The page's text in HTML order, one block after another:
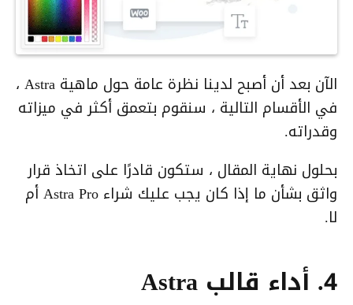
الآن بعد أن أصبح لدينا نظرة عامة حول ماهية Astra ،
في الأقسام التالية ، سنقوم بتعمق أكثر في ميزاته
وقدراته.
بحلول نهاية المقال ، ستكون قادرًا على اتخاذ قرار
واثق بشأن ما إذا كان يجب عليك شراء Astra Pro أم
لا.
4. أداء قالب Astra